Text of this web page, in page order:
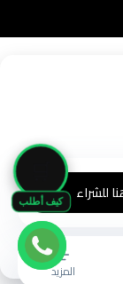
كيف أطلب للشراء
المزيد